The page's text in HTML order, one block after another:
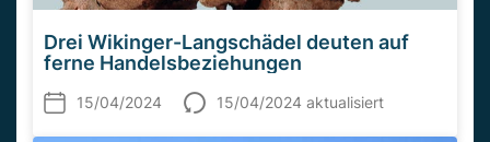
Drei Wikinger-Langschädel deuten auf
ferne Handelsbeziehungen
15/04/2024 15/04/2024 aktualisiert